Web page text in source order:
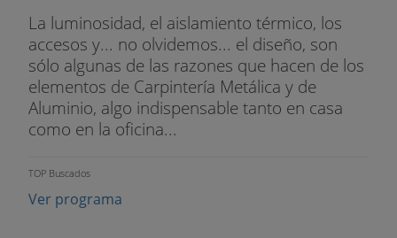
Con un tutor personal
Durante todo el tiempo que dure elCurso a
Distancia de Carpintería y Ebanistería, cuentas con
el apoyo de un equipo pedagógico dirigido por
Pedro Espada Rey, Especialista en Ebanistería y
Carpintería. También dispones de un sitio en
compañeros.
La luminosidad, el aislamiento térmico, los
accesos y... no olvidemos... el diseño, son
sólo algunas de las razones que hacen de los
elementos de Carpintería Metálica y de
Aluminio, algo indispensable tanto en casa
como en la oficina...
TOP Buscados
Ver programa